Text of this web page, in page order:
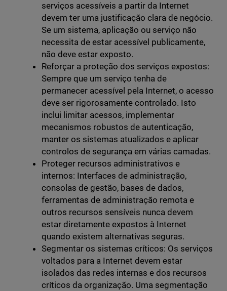
serviços acessíveis a partir da Internet
devem ter uma justificação clara de negócio.
Se um sistema, aplicação ou serviço não
necessita de estar acessível publicamente,
não deve estar exposto.
Reforçar a proteção dos serviços expostos:
Sempre que um serviço tenha de
permanecer acessível pela Internet, o acesso
deve ser rigorosamente controlado. Isto
inclui limitar acessos, implementar
mecanismos robustos de autenticação,
manter os sistemas atualizados e aplicar
controlos de segurança em várias camadas.
Proteger recursos administrativos e
internos: Interfaces de administração,
consolas de gestão, bases de dados,
ferramentas de administração remota e
outros recursos sensíveis nunca devem
estar diretamente expostos à Internet
quando existem alternativas seguras.
Segmentar os sistemas críticos: Os serviços
voltados para a Internet devem estar
isolados das redes internas e dos recursos
críticos da organização. Uma segmentação